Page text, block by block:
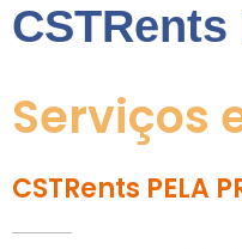
Serviços
CSTRents PELA